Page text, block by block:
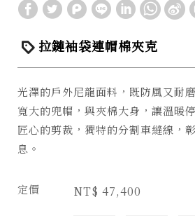
拉鏈袖袋連帽棉夾克
光澤的戶外尼龍面料，既防風又耐磨
寬大的兜帽，與夾棉大身，讓溫暖
匠心的剪裁，獨特的分割車縫線，
息。
定價 NT$ 47,400